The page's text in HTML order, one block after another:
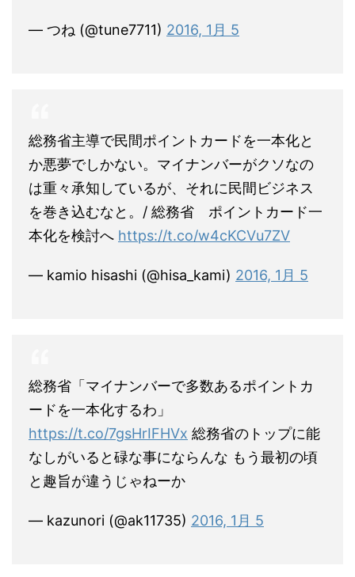
— つね (@tune7711) 2016, 1月 5
総務省主導で民間ポイントカードを一本化と
か悪夢でしかない。マイナンバーがクソなの
は重々承知しているが、それに民間ビジネス
を巻き込むなと。/ 総務省 ポイントカード一
本化を検討へ https://t.co/w4cKCVu7ZV
— kamio hisashi (@hisa_kami) 2016, 1月 5
総務省「マイナンバーで多数あるポイントカ
ードを一本化するわ」
https://t.co/7gsHrIFHVx 総務省のトップに能
なしがいると碌な事にならんな もう最初の頃
と趣旨が違うじゃねーか
— kazunori (@ak11735) 2016, 1月 5